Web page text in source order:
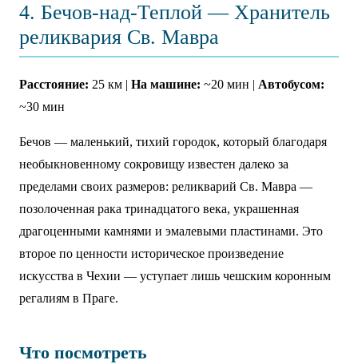
4. Бечов-над-Теплой — Хранитель
реликвария Св. Мавра
Расстояние: 25 км | На машине: ~20 мин | Автобусом:
~30 мин
Бечов — маленький, тихий городок, который благодаря
необыкновенному сокровищу известен далеко за
пределами своих размеров: реликварий Св. Мавра —
позолоченная рака тринадцатого века, украшенная
драгоценными камнями и эмалевыми пластинами. Это
второе по ценности историческое произведение
искусства в Чехии — уступает лишь чешским коронным
регалиям в Праге.
Что посмотреть